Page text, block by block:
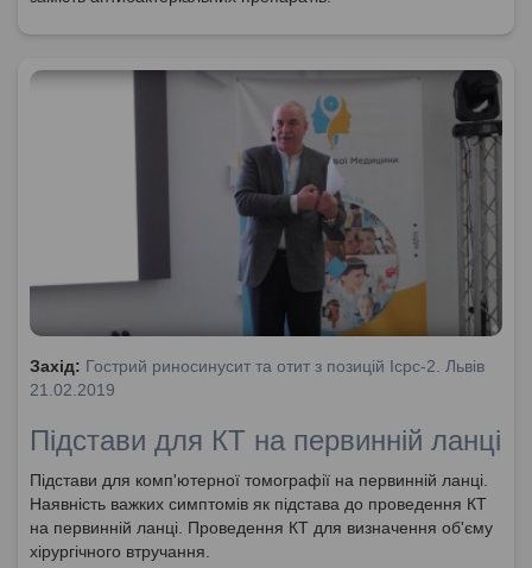
Захід: Гострий риносинусит та отит з позицій Icpc-2. Львів
21.02.2019
Підстави для КТ на первинній ланці
Підстави для комп'ютерної томографії на первинній ланці.
Наявність важких симптомів як підстава до проведення КТ
на первинній ланці. Проведення КТ для визначення об'єму
хірургічного втручання.